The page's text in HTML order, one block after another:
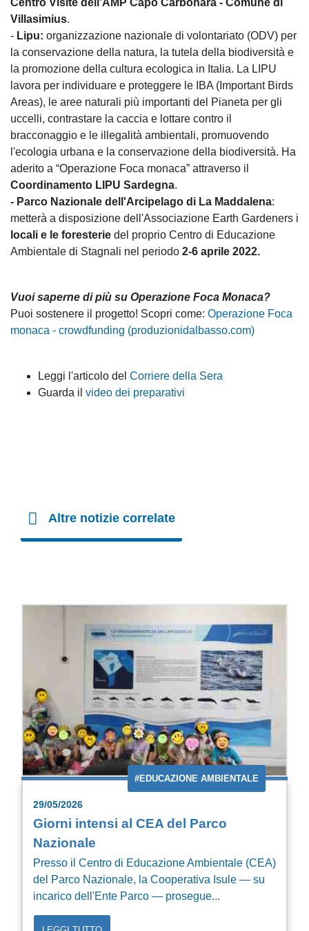
Villasimius.
- Lipu: organizzazione nazionale di volontariato (ODV) per
la conservazione della natura, la tutela della biodiversità e
la promozione della cultura ecologica in Italia. La LIPU
lavora per individuare e proteggere le IBA (Important Birds
Areas), le aree naturali più importanti del Pianeta per gli
uccelli, contrastare la caccia e lottare contro il
bracconaggio e le illegalità ambientali, promuovendo
l'ecologia urbana e la conservazione della biodiversità. Ha
aderito a “Operazione Foca monaca” attraverso il
Coordinamento LIPU Sardegna.
- Parco Nazionale dell'Arcipelago di La Maddalena:
metterà a disposizione dell'Associazione Earth Gardeners i
locali e le foresterie del proprio Centro di Educazione
Ambientale di Stagnali nel periodo 2-6 aprile 2022.
Vuoi saperne di più su Operazione Foca Monaca?
Puoi sostenere il progetto! Scopri come: Operazione Foca
monaca - crowdfunding (produzionidalbasso.com)
Leggi l'articolo del Corriere della Sera
Guarda il video dei preparativi
Altre notizie correlate
#EDUCAZIONE AMBIENTALE
29/05/2026
Giorni intensi al CEA del Parco
Nazionale
Presso il Centro di Educazione Ambientale (CEA)
del Parco Nazionale, la Cooperativa Isule — su
incarico dell'Ente Parco — prosegue...